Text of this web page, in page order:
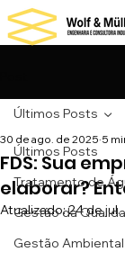
Últimos Posts
Tratamento de
Gestão da
Gestão Ambiental
Últimos Posts
FDS: Sua
elaborar?
30 de ago. de 2025 5
Atualizado:24 de jul.